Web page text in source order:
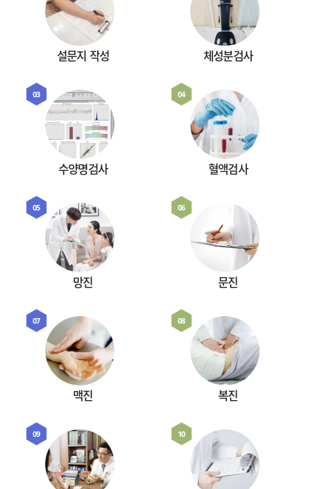
설문지 작성 체성분검사
03
수양명검사
04
혈액검사
05
망진
06
문진
07
맥진
08
복진
09 10